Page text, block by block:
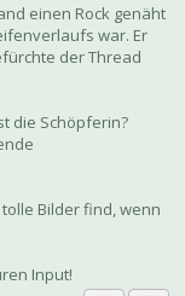
einen Rock genäht
war. Er
der Thread
die Schöpferin?
Bilder find, wenn
Input!